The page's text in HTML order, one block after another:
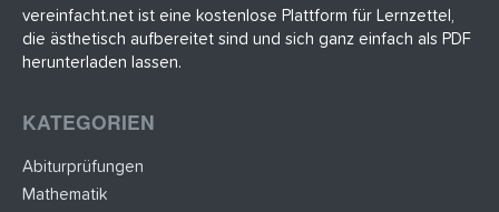
(
)
vereinfacht.net ist eine kostenlose Plattform für Lernzettel,
die ästhetisch aufbereitet sind und sich ganz einfach als PDF
herunterladen lassen.
KATEGORIEN
Abiturprüfungen
Mathematik